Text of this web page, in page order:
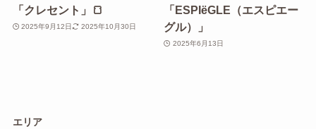
「クレセント」🍞
2025年9月12日 2025年10月30日
「ESPIëGLE（エスピエー
グル）」
2025年6月13日
エリア